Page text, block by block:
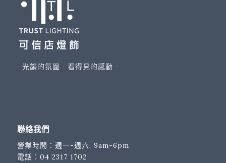
∙ 光韻的氛圍 ∙ 看得見的感動 ∙
聯絡我們
營業時間： 週一-週六, 9am-6pm
電話： 04 2317 1702